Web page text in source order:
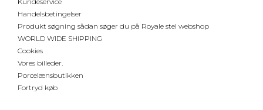
Handelsbetingelser
Produkt søgning sådan søger du på Royale stel webshop
WORLD WIDE SHIPPING
Cookies
Vores billeder.
Porcelænsbutikken
Fortryd køb